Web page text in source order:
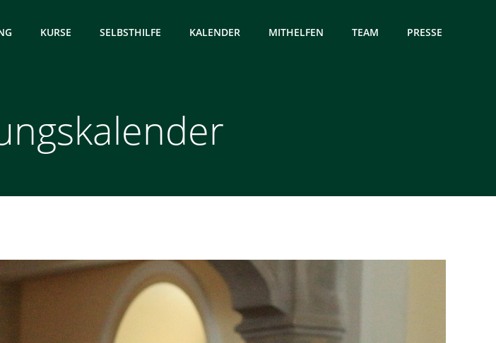
KURSE SELBSTHILFE KALENDER MITHELFEN TEAM PRESSE